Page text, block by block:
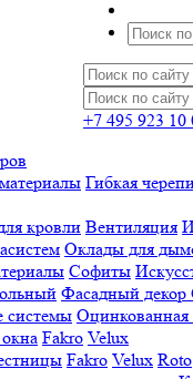
+7 495 923 10
Гибкая
кровли Вентиляция
Оклады для
Софиты
Фасадный декор
системы Оцинкованная
Fakro Velux
Fakro Velux Roto